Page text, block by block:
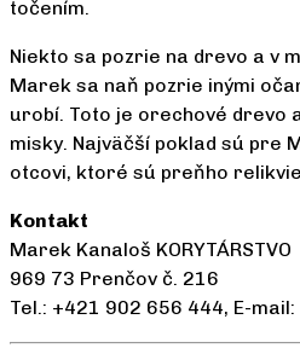
točením.
Niekto sa pozrie na drevo a v
Marek sa naň pozrie inými
urobí. Toto je orechové drevo
misky. Najväčší poklad sú pre
otcovi, ktoré sú preňho
Kontakt
Marek Kanaloš KORYTÁRSTVO
969 73 Prenčov č. 216
Tel.: +421 902 656 444, E-